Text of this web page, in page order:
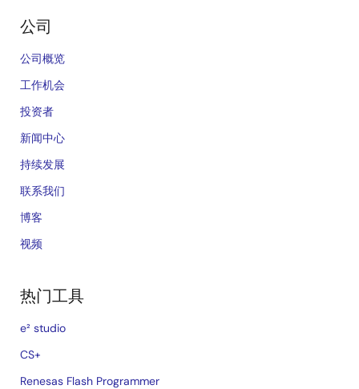
公司
公司概览
工作机会
投资者
新闻中心
持续发展
联系我们
博客
视频
热门工具
e² studio
CS+
Renesas Flash Programmer